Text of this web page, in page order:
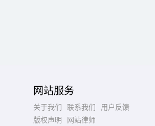
网站服务
关于我们 联系我们
用户反馈
版权声明
网站律师